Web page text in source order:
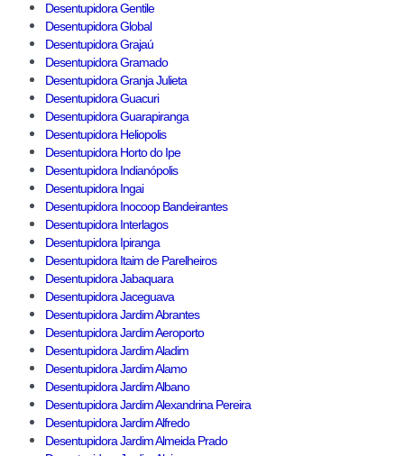
Desentupidora Gentile
Desentupidora Global
Desentupidora Grajaú
Desentupidora Gramado
Desentupidora Granja Julieta
Desentupidora Guacuri
Desentupidora Guarapiranga
Desentupidora Heliopolis
Desentupidora Horto do Ipe
Desentupidora Indianópolis
Desentupidora Ingai
Desentupidora Inocoop Bandeirantes
Desentupidora Interlagos
Desentupidora Ipiranga
Desentupidora Itaim de Parelheiros
Desentupidora Jabaquara
Desentupidora Jaceguava
Desentupidora Jardim Abrantes
Desentupidora Jardim Aeroporto
Desentupidora Jardim Aladim
Desentupidora Jardim Alamo
Desentupidora Jardim Albano
Desentupidora Jardim Alexandrina Pereira
Desentupidora Jardim Alfredo
Desentupidora Jardim Almeida Prado